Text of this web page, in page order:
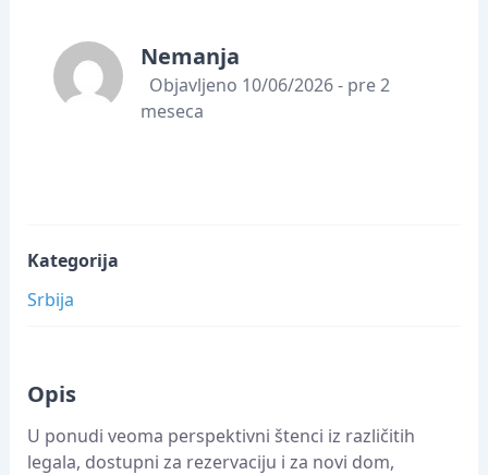
Nemanja
Objavljeno 10/06/2026 - pre 2
meseca
Kategorija
Srbija
Opis
U ponudi veoma perspektivni štenci iz različitih
legala, dostupni za rezervaciju i za novi dom,